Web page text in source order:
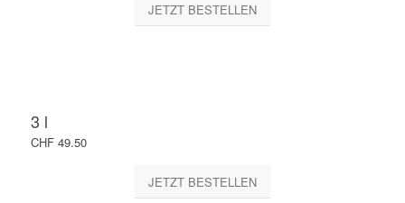
JETZT BESTELLEN
3 l
CHF 49.50
JETZT BESTELLEN